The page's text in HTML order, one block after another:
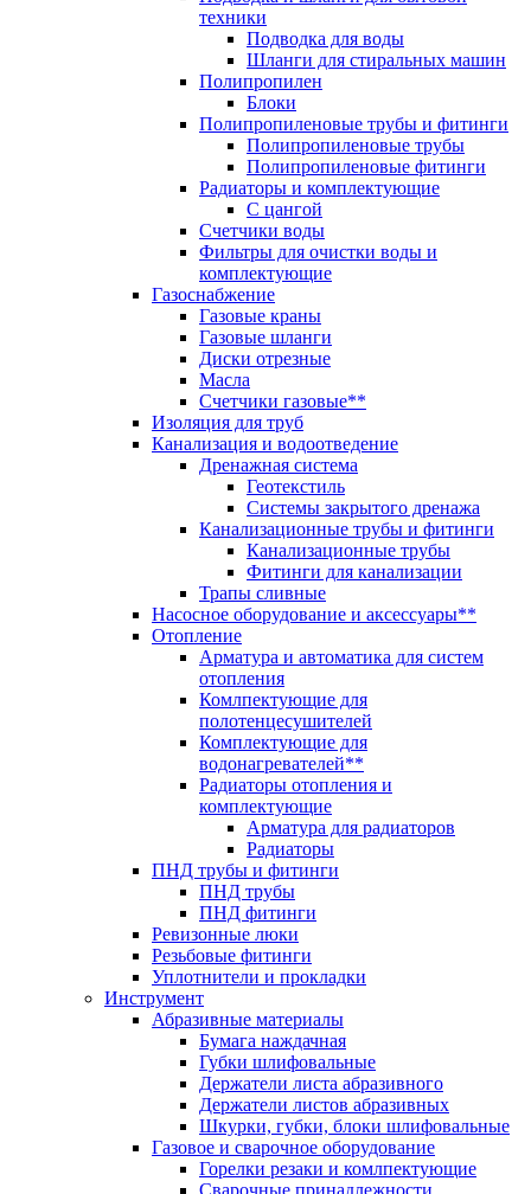
техники
Подводка для воды
Шланги для стиральных машин
Полипропилен
Блоки
Полипропиленовые трубы и фитинги
Полипропиленовые трубы
Полипропиленовые фитинги
Радиаторы и комплектующие
С цангой
Счетчики воды
Фильтры для очистки воды и
комплектующие
Газоснабжение
Газовые краны
Газовые шланги
Диски отрезные
Масла
Счетчики газовые**
Изоляция для труб
Канализация и водоотведение
Дренажная система
Геотекстиль
Системы закрытого дренажа
Канализационные трубы и фитинги
Канализационные трубы
Фитинги для канализации
Трапы сливные
Насосное оборудование и аксессуары**
Отопление
Арматура и автоматика для систем
отопления
Комлпектующие для
полотенцесушителей
Комплектующие для
водонагревателей**
Радиаторы отопления и
комплектующие
Арматура для радиаторов
Радиаторы
ПНД трубы и фитинги
ПНД трубы
ПНД фитинги
Ревизонные люки
Резьбовые фитинги
Уплотнители и прокладки
Инструмент
Абразивные материалы
Бумага наждачная
Губки шлифовальные
Держатели листа абразивного
Держатели листов абразивных
Шкурки, губки, блоки шлифовальные
Газовое и сварочное оборудование
Горелки резаки и комлпектующие
Сварочные принадлежности